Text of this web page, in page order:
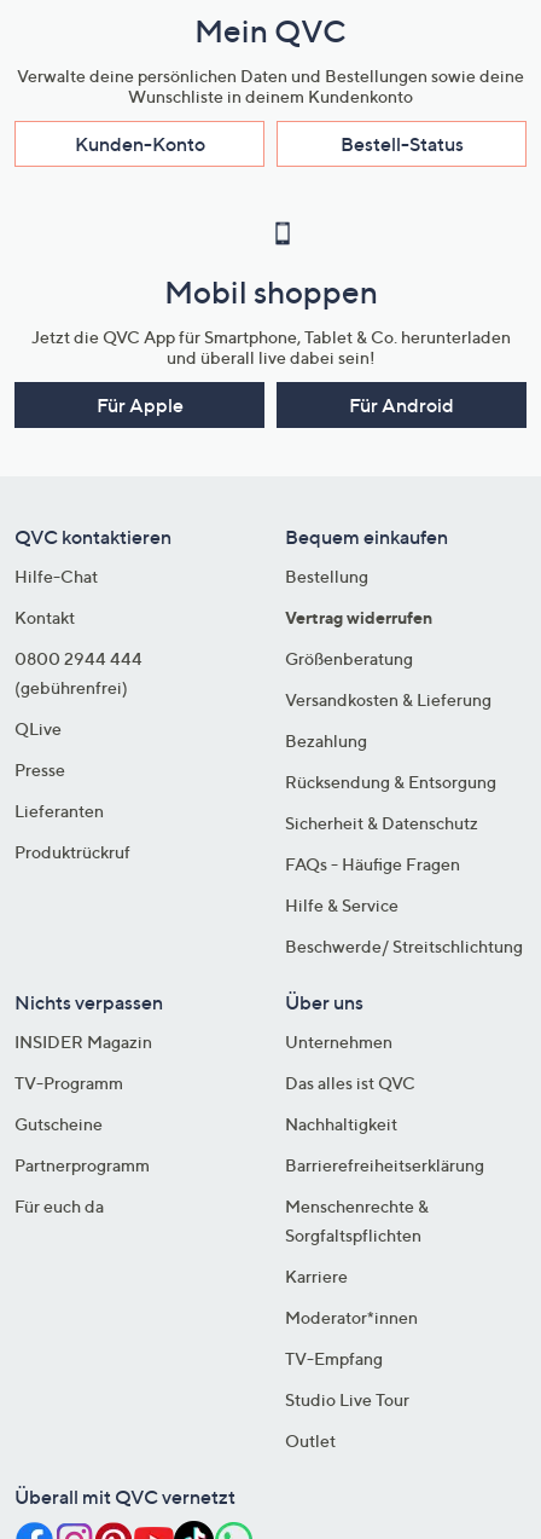
Mein QVC
Verwalte deine persönlichen Daten und Bestellungen sowie deine
Wunschliste in deinem Kundenkonto
Kunden-Konto Bestell-Status
Mobil shoppen
Jetzt die QVC App für Smartphone, Tablet & Co. herunterladen
und überall live dabei sein!
Für Apple Für Android
QVC kontaktieren
Hilfe-Chat
Kontakt
0800 2944 444
(gebührenfrei)
QLive
Presse
Lieferanten
Produktrückruf
Bequem einkaufen
Bestellung
Vertrag widerrufen
Größenberatung
Versandkosten & Lieferung
Bezahlung
Rücksendung & Entsorgung
Sicherheit & Datenschutz
FAQs - Häufige Fragen
Hilfe & Service
Beschwerde/ Streitschlichtung
Nichts verpassen
INSIDER Magazin
TV-Programm
Gutscheine
Partnerprogramm
Für euch da
Über uns
Unternehmen
Das alles ist QVC
Nachhaltigkeit
Barrierefreiheitserklärung
Menschenrechte &
Sorgfaltspflichten
Karriere
Moderator*innen
TV-Empfang
Studio Live Tour
Outlet
Überall mit QVC vernetzt